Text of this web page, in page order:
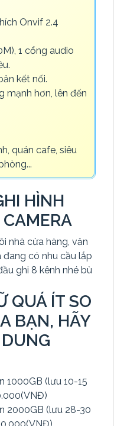
Onvif 2.4
1 cổng audio
kết nối.
mạnh hơn, lên đến
quán cafe, siêu
HÌNH
nhà cửa hàng, văn
có nhu cầu lắp
ghi 8 kênh nhé bù
QUÁ ÍT SO
BẠN, HÃY
1000GB (lưu 10-15
2000GB (lưu 28-30